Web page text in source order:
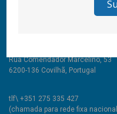
© 2011-2026 COOLABORA CRL
Rua Comendador Marcelino, 53
6200-136 Covilhã, Portugal
tlf\ +351 275 335 427
(chamada para rede fixa